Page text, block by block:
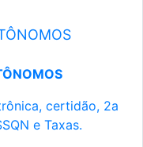
certidão, 2a
e Taxas.